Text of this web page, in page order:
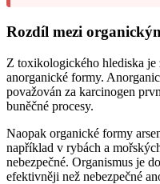
Rozdíl mezi
Z toxikologického hlediska je
anorganické formy.
považován za karcinogen
buněčné procesy.
Naopak organické formy
například v rybách a
nebezpečné. Organismus je
efektivněji než nebezpečné